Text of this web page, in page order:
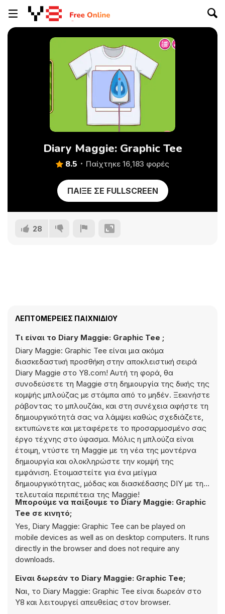
Diary Maggie: Graphic Tee
8.5 Παίχτηκε 16,183 φορές
ΠΑΊΞΕ ΣΕ FULLSCREEN
28
ΛΕΠΤΟΜΈΡΕΙΕΣ ΠΑΙΧΝΙΔΙΟΎ
Τι είναι το Diary Maggie: Graphic Tee ;
Diary Maggie: Graphic Tee είναι μια ακόμα
διασκεδαστική προσθήκη στην αποκλειστική σειρά
Diary Maggie στο Y8.com! Αυτή τη φορά, θα
συνοδεύσετε τη Maggie στη δημιουργία της δικής της
κομψής μπλούζας με στάμπα από το μηδέν. Ξεκινήστε
ράβοντας το μπλουζάκι, και στη συνέχεια αφήστε τη
δημιουργικότητά σας να λάμψει καθώς σχεδιάζετε,
εκτυπώνετε και μεταφέρετε το προσαρμοσμένο σας
έργο τέχνης στο ύφασμα. Μόλις η μπλούζα είναι
έτοιμη, ντύστε τη Maggie με τη νέα της μοντέρνα
δημιουργία και ολοκληρώστε την κομψή της
εμφάνιση. Ετοιμαστείτε για ένα μείγμα
δημιουργικότητας, μόδας και διασκέδασης DIY με την
τελευταία περιπέτεια της Maggie!
Μπορούμε να παίξουμε το Diary Maggie: Graphic
Tee σε κινητό;
Yes, Diary Maggie: Graphic Tee can be played on
mobile devices as well as on desktop computers. It runs
directly in the browser and does not require any
downloads.
Είναι δωρεάν το Diary Maggie: Graphic Tee;
Ναι, το Diary Maggie: Graphic Tee είναι δωρεάν στο
Y8 και λειτουργεί απευθείας στον browser.